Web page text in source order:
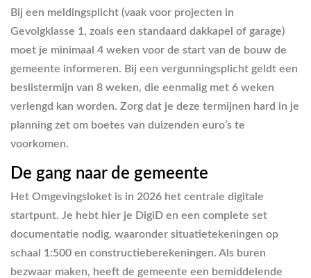
Bij een meldingsplicht (vaak voor projecten in
Gevolgklasse 1, zoals een standaard dakkapel of garage)
moet je minimaal 4 weken voor de start van de bouw de
gemeente informeren. Bij een vergunningsplicht geldt een
beslistermijn van 8 weken, die eenmalig met 6 weken
verlengd kan worden. Zorg dat je deze termijnen hard in je
planning zet om boetes van duizenden euro’s te
voorkomen.
De gang naar de gemeente
Het Omgevingsloket is in 2026 het centrale digitale
startpunt. Je hebt hier je DigiD en een complete set
documentatie nodig, waaronder situatietekeningen op
schaal 1:500 en constructieberekeningen. Als buren
bezwaar maken, heeft de gemeente een bemiddelende